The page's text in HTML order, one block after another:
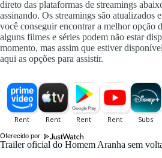
direto das plataformas de streamings
assinando. Os streamings são atualizados
você conseguir encontrar a melhor opção
alguns filmes e séries podem não estar
momento, mas assim que estiver
aqui as opções para assistir.
Oferecido por:
Trailer oficial do Homem Aranha sem